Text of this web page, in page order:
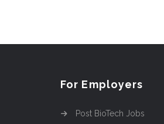
For Employers
Post BioTech Jobs